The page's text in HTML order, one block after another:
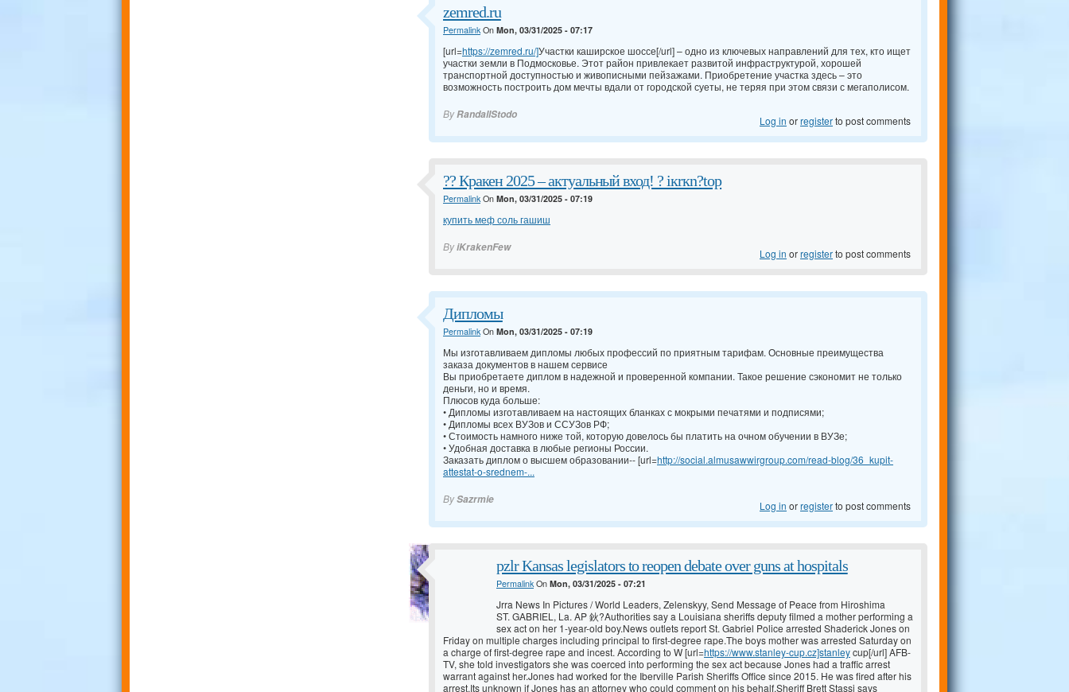
zemred.ru
PermalinkOn Mon, 03/31/2025 - 07:17
[url=https://zemred.ru/]Участки каширское шоссе[/url] – одно из ключевых направлений для тех, кто ищет
участки земли в Подмосковье. Этот район привлекает развитой инфраструктурой, хорошей
транспортной доступностью и живописными пейзажами. Приобретение участка здесь – это
возможность построить дом мечты вдали от городской суеты, не теряя при этом связи с мегаполисом.
ByRandallStodo Log in orregisterto post comments
?? Кракен 2025 – актуальный вход! ? iкrкn?tоp
PermalinkOn Mon, 03/31/2025 - 07:19
купить меф соль гашиш
ByiKrakenFew Log in orregisterto post comments
Дипломы
PermalinkOn Mon, 03/31/2025 - 07:19
Мы изготавливаем дипломы любых профессий по приятным тарифам. Основные преимущества
заказа документов в нашем сервисе
Вы приобретаете диплом в надежной и проверенной компании. Такое решение сэкономит не только
деньги, но и время.
Плюсов куда больше:
• Дипломы изготавливаем на настоящих бланках с мокрыми печатями и подписями;
• Дипломы всех ВУЗов и ССУЗов РФ;
• Стоимость намного ниже той, которую довелось бы платить на очном обучении в ВУЗе;
• Удобная доставка в любые регионы России.
Заказать диплом о высшем образовании-- [url=http://social.almusawwirgroup.com/read-blog/36_kupit-
attestat-o-srednem-...
BySazrmie Log in orregisterto post comments
pzlr Kansas legislators to reopen debate over guns at hospitals
PermalinkOn Mon, 03/31/2025 - 07:21
Jrra News In Pictures / World Leaders, Zelenskyy, Send Message of Peace from Hiroshima
ST. GABRIEL, La. AP 鈥?Authorities say a Louisiana sheriffs deputy filmed a mother performing a
sex act on her 1-year-old boy.News outlets report St. Gabriel Police arrested Shaderick Jones on
Friday on multiple charges including principal to first-degree rape.The boys mother was arrested Saturday on
a charge of first-degree rape and incest. According to W [url=https://www.stanley-cup.cz]stanleycup[/url] AFB-
TV, she told investigators she was coerced into performing the sex act because Jones had a traffic arrest
warrant against her.Jones had worked for the Iberville Parish Sheriffs Office since 2015. He was fired after his
arrest.Its unknown if Jones has an attorney who could comment on his behalf.Sheriff Brett Stassi says